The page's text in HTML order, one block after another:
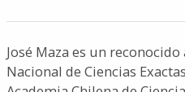
José Maza es un
Nacional de Ciencias